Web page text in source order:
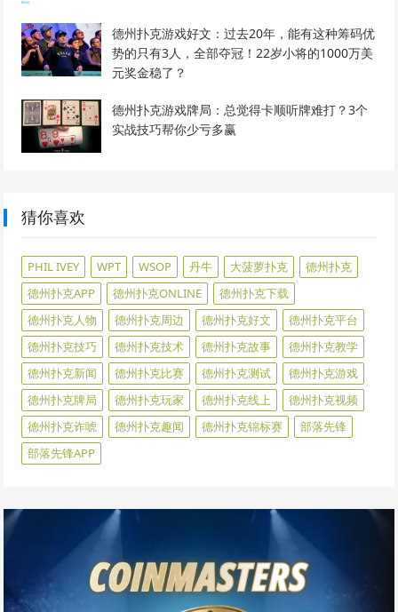
德州扑克游戏好文：过去20年，能有这种筹码优
势的只有3人，全部夺冠！22岁小将的1000万美
元奖金稳了？
德州扑克游戏牌局：总觉得卡顺听牌难打？3个
实战技巧帮你少亏多赢
猜你喜欢
PHIL IVEY WPT WSOP 丹牛 大菠萝扑克
德州扑克
德州扑克APP
德州扑克ONLINE
德州扑克下载
德州扑克人物
德州扑克周边 德州扑克好文
德州扑克平台
德州扑克技巧
德州扑克技术 德州扑克故事
德州扑克教学
德州扑克新闻
德州扑克比赛 德州扑克测试
德州扑克游戏
德州扑克牌局
德州扑克玩家 德州扑克线上
德州扑克视频
德州扑克诈唬
德州扑克趣闻 德州扑克锦标赛
部落先锋
部落先锋APP